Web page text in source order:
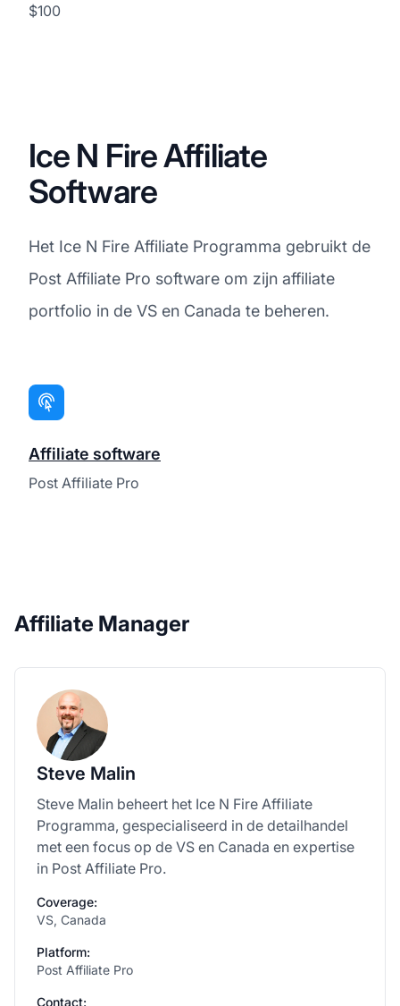
$100
Ice N Fire Affiliate
Software
Het Ice N Fire Affiliate Programma gebruikt de
Post Affiliate Pro software om zijn affiliate
portfolio in de VS en Canada te beheren.
Affiliate software
Post Affiliate Pro
Affiliate Manager
Steve Malin
Steve Malin beheert het Ice N Fire Affiliate
Programma, gespecialiseerd in de detailhandel
met een focus op de VS en Canada en expertise
in Post Affiliate Pro.
Coverage:
VS, Canada
Platform:
Post Affiliate Pro
Contact: